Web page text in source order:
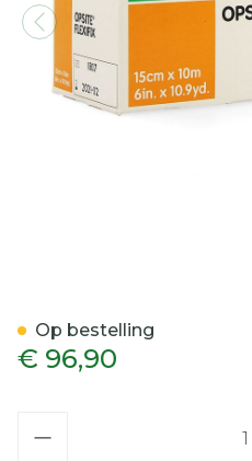
€ 96,90
Op bestelling